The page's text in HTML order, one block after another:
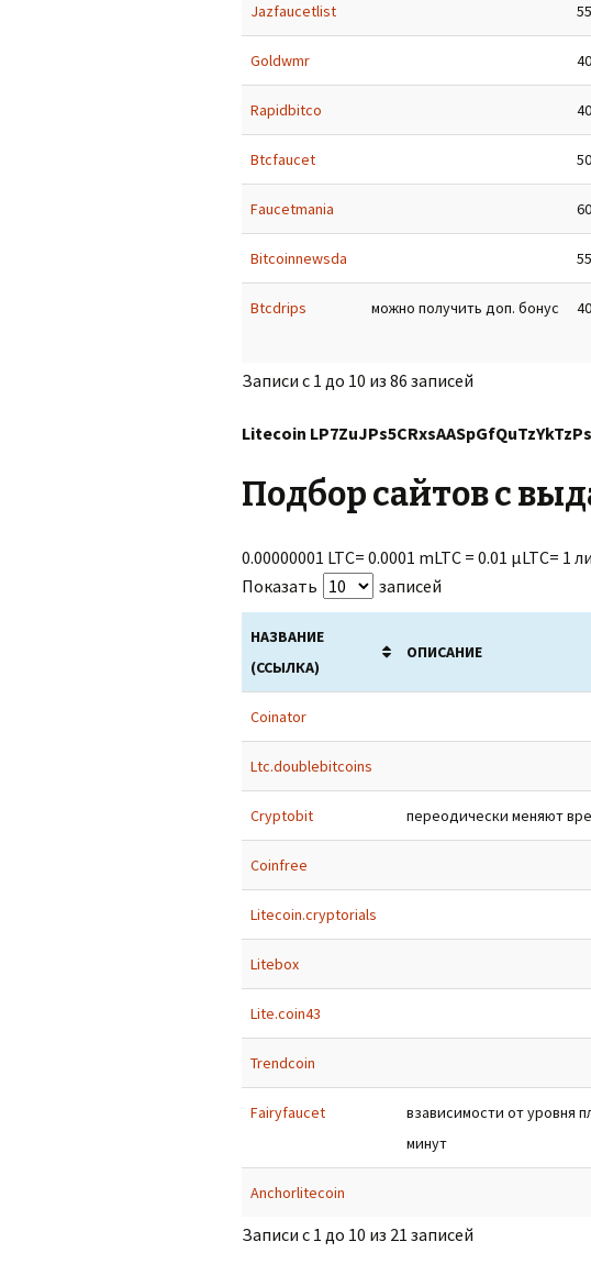
Jazfaucetlist
Goldwmr
Rapidbitco
Вtcfaucet
Faucetmania
Bitcoinnewsda
Btcdrips можно получить доп. бонус
Записи с 1 до 10 из 86 записей
Litecoin
Подбор сайтов с
0.00000001 LTC= 0.0001 mLTC = 0.01 µLTC=
Показать
записей
НАЗВАНИЕ
(ССЫЛКА)
ОПИСАНИЕ
Coinator
Ltc.doublebitcoins
Cryptobit переодически меняют
Coinfree
Litecoin.cryptorials
Litebox
Lite.coin43
Trendcoin
Fairyfaucet
взависимости от уровня
минут
Anchorlitecoin
Записи с 1 до 10 из 21 записей